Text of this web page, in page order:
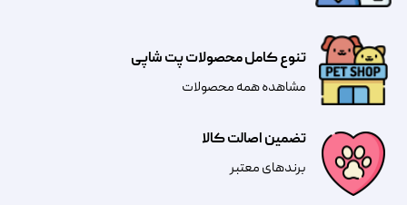
تضمین اصالت کالا
​​برندهای معتبر​​​​​​​
تنوع کامل محصولات پت شاپی
مشاهده همه محصولات